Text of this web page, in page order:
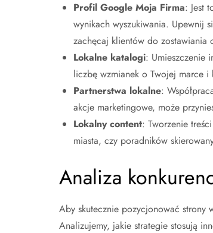
Profil Google Moja Firma: Jest
wynikach wyszukiwania. Upewnij
zachęcaj klientów do zostawiania
Lokalne katalogi: Umieszczenie
liczbę wzmianek o Twojej marce i
Partnerstwa lokalne:
akcje marketingowe, może
Lokalny content: Tworzenie
miasta, czy poradników
Analiza
Aby skutecznie pozycjonować strony
Analizujemy, jakie strategie stosują